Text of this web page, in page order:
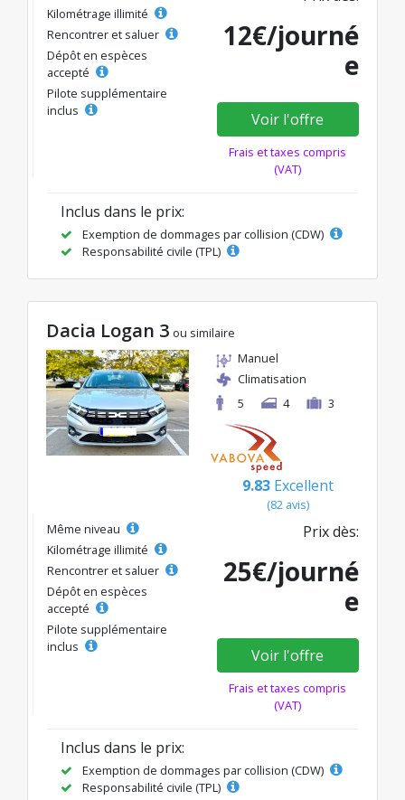
Kilométrage illimité
Rencontrer et saluer
Dépôt en espèces
accepté
Pilote supplémentaire
inclus
12€/journé
e
Voir l'offre
Frais et taxes compris
(VAT)
Inclus dans le prix:
Exemption de dommages par collision (CDW)
Responsabilité civile (TPL)
Dacia Logan 3 ou similaire
Manuel
Climatisation
5
4 3
9.83 Excellent
(82 avis)
Même niveau
Kilométrage illimité
Rencontrer et saluer
Dépôt en espèces
accepté
Pilote supplémentaire
inclus
Prix dès:
25€/journé
e
Voir l'offre
Frais et taxes compris
(VAT)
Inclus dans le prix:
Exemption de dommages par collision (CDW)
Responsabilité civile (TPL)